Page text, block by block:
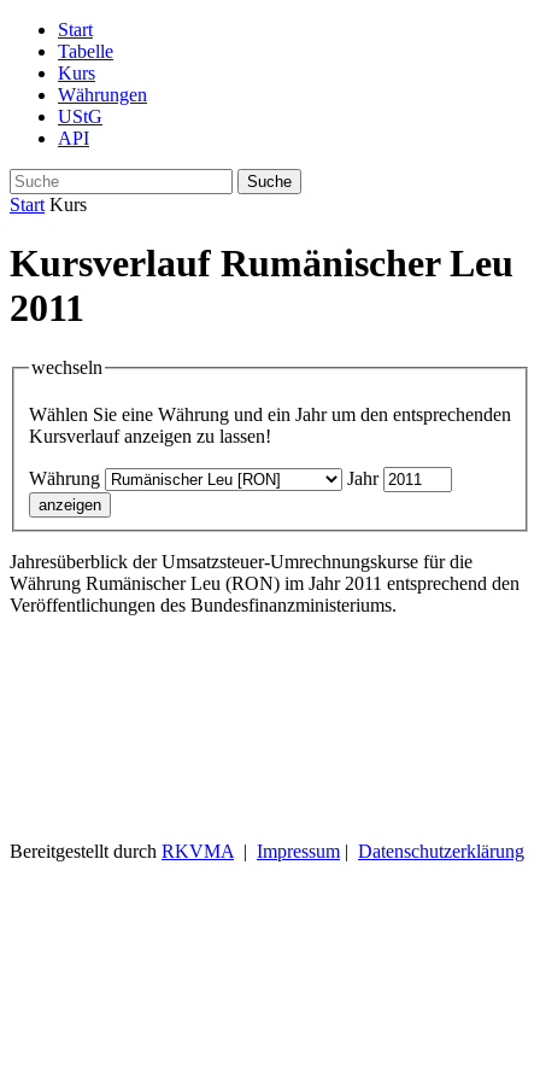
Start
Tabelle
Kurs
Währungen
UStG
API
Suche
Start Kurs
Kursverlauf Rumänischer Leu
2011
wechseln
Wählen Sie eine Währung und ein Jahr um den entsprechenden
Kursverlauf anzeigen zu lassen!
Währung Jahr
Jahresüberblick der Umsatzsteuer-Umrechnungskurse für die
Währung Rumänischer Leu (RON) im Jahr 2011 entsprechend den
Veröffentlichungen des Bundesfinanzministeriums.
Bereitgestellt durch RKVMA| Impressum Datenschutzerklärung